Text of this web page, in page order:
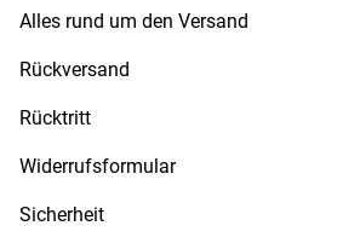
Alles rund um den Versand
Rückversand
Rücktritt
Widerrufsformular
Sicherheit